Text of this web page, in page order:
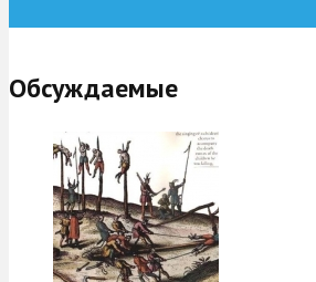
Обсуждаемые